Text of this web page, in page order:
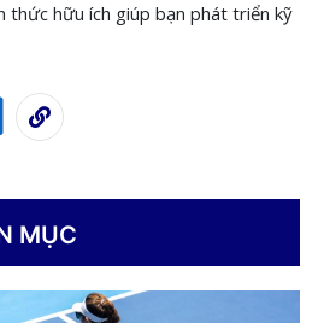
thức hữu ích giúp bạn phát triển kỹ
MỤC